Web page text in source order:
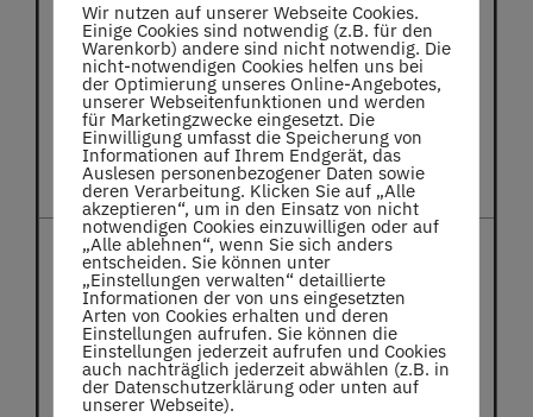
Wir nutzen auf unserer Webseite Cookies.
Einige Cookies sind notwendig (z.B. für den
Warenkorb) andere sind nicht notwendig. Die
nicht-notwendigen Cookies helfen uns bei
der Optimierung unseres Online-Angebotes,
unserer Webseitenfunktionen und werden
für Marketingzwecke eingesetzt. Die
Einwilligung umfasst die Speicherung von
Informationen auf Ihrem Endgerät, das
Auslesen personenbezogener Daten sowie
deren Verarbeitung. Klicken Sie auf „Alle
akzeptieren“, um in den Einsatz von nicht
notwendigen Cookies einzuwilligen oder auf
„Alle ablehnen“, wenn Sie sich anders
entscheiden. Sie können unter
„Einstellungen verwalten“ detaillierte
Informationen der von uns eingesetzten
Arten von Cookies erhalten und deren
Einstellungen aufrufen. Sie können die
Einstellungen jederzeit aufrufen und Cookies
auch nachträglich jederzeit abwählen (z.B. in
der Datenschutzerklärung oder unten auf
unserer Webseite).